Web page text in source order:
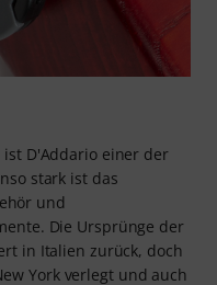
D'Addario einer der
stark ist das
und
Die Ursprünge der
in Italien zurück, doch
York verlegt und auch